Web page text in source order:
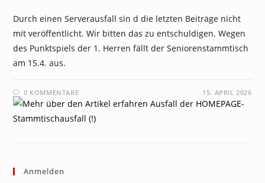
Durch einen Serverausfall sin d die letzten Beiträge nicht
mit veröffentlicht. Wir bitten das zu entschuldigen. Wegen
des Punktspiels der 1. Herren fällt der Seniorenstammtisch
am 15.4. aus.
0 KOMMENTARE 15. APRIL 2026
Anmelden